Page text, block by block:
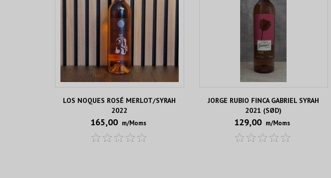
LOS NOQUES ROSÉ MERLOT/SYRAH
2022
165,00 m/Moms
JORGE RUBIO FINCA GABRIEL SYRAH
2021 (SØD)
129,00 m/Moms